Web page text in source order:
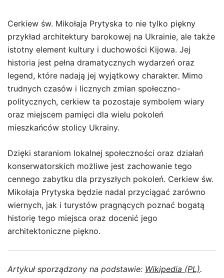
Cerkiew św. Mikołaja Prytyska to nie tylko piękny
przykład architektury barokowej na Ukrainie, ale także
istotny element kultury i duchowości Kijowa. Jej
historia jest pełna dramatycznych wydarzeń oraz
legend, które nadają jej wyjątkowy charakter. Mimo
trudnych czasów i licznych zmian społeczno-
politycznych, cerkiew ta pozostaje symbolem wiary
oraz miejscem pamięci dla wielu pokoleń
mieszkańców stolicy Ukrainy.
Dzięki staraniom lokalnej społeczności oraz działań
konserwatorskich możliwe jest zachowanie tego
cennego zabytku dla przyszłych pokoleń. Cerkiew św.
Mikołaja Prytyska będzie nadal przyciągać zarówno
wiernych, jak i turystów pragnących poznać bogatą
historię tego miejsca oraz docenić jego
architektoniczne piękno.
Artykuł sporządzony na podstawie: Wikipedia (PL).